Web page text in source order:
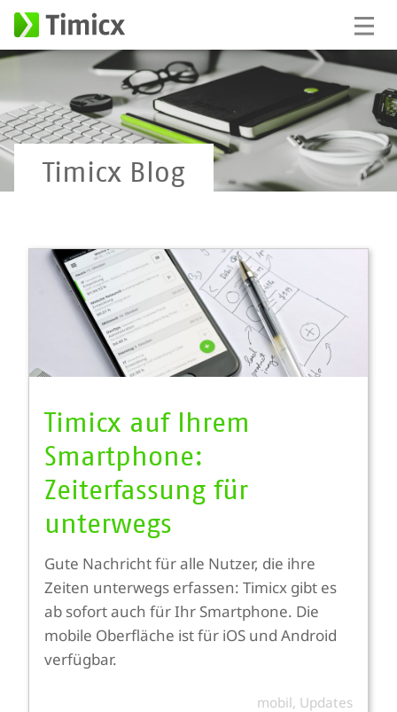
Timicx Blog
Timicx auf Ihrem
Smartphone:
Zeiterfassung für
unterwegs
Gute Nachricht für alle Nutzer, die ihre
Zeiten unterwegs erfassen: Timicx gibt es
ab sofort auch für Ihr Smartphone. Die
mobile Oberfläche ist für iOS und Android
verfügbar.
mobil, Updates